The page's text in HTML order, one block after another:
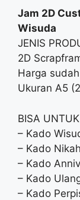
Jam 2D
Wisuda
JENIS
2D
Harga
Ukuran A5
BISA
– Kado
– Kado
– Kado
– Kado
– Kado